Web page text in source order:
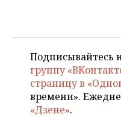
Подписывайтесь
группу
страницу в
времени».
«Дзене».